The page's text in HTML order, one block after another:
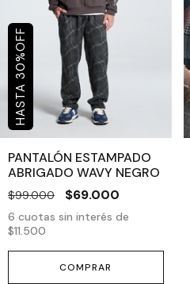
30
%
OFF
PANTALÓN ESTAMPADO
ABRIGADO WAVY NEGRO
$99.000 $69.000
6 cuotas sin interés de
$11.500
COMPRAR